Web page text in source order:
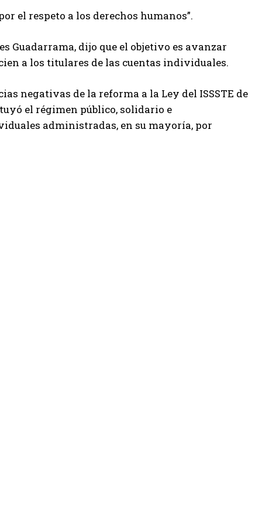
el respeto a los derechos humanos”.
Guadarrama, dijo que el objetivo es avanzar
a los titulares de las cuentas individuales.
negativas de la reforma a la Ley del ISSSTE de
el régimen público, solidario e
administradas, en su mayoría, por